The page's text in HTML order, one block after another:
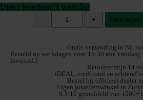
Direct leverbaar, 1 werkdag
Daniel
Wellington
Juliette
Braided
DW00100882
goldplated
aantal
+ Toevoegen
Gratis verzending in NL
Besteld op werkdagen voor 16:30 uur,
levertijd.)
Retourtermijn 14
iDEAL, creditcard en achteraf
Bestel bij officieel dealer
Eigen juwelierswinkel in
9.3/10 gemiddeld van 1500+